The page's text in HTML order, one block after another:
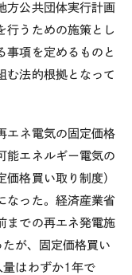
方公共団体実行計画
行うための施策とし
事項を定めるものと
む法的根拠となって
エネ電気の固定価格
能エネルギー電気の
格買い取り制度）
なった。経済産業省
までの再エネ発電施
が、固定価格買い
はわずか1年で